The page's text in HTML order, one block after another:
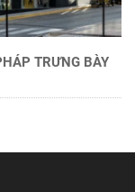
TRƯNG BÀY